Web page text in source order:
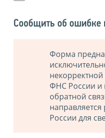
Сообщить об ошибке
Форма
ФНС России и
обратной
России для